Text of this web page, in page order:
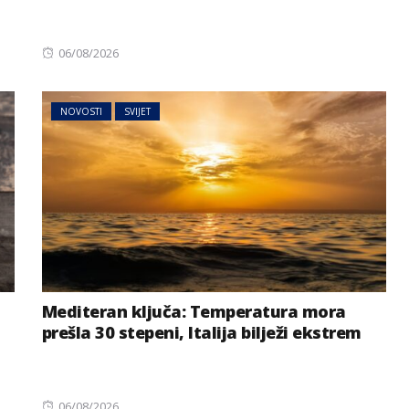
Posted
06/08/2026
NOVOSTI SVIJET
Mediteran ključa: Temperatura mora
prešla 30 stepeni, Italija bilježi ekstrem